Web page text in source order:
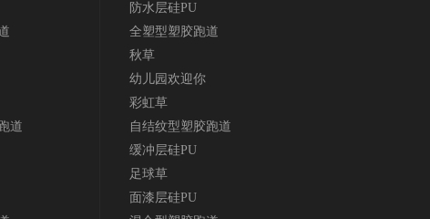
道
防水层硅PU
全塑型塑胶跑道
秋草
幼儿园欢迎你
彩虹草
自结纹型塑胶跑道
缓冲层硅PU
足球草
面漆层硅PU